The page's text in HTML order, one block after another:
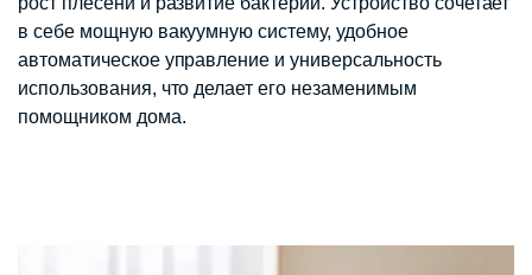
в себе мощную вакуумную систему, удобное
автоматическое управление и универсальность
использования, что делает его незаменимым
помощником дома.